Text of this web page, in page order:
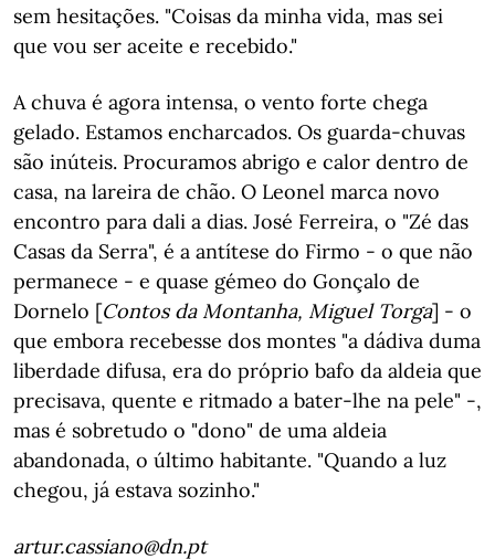
sem hesitações. "Coisas da minha vida, mas sei
que vou ser aceite e recebido."
A chuva é agora intensa, o vento forte chega
gelado. Estamos encharcados. Os guarda-chuvas
são inúteis. Procuramos abrigo e calor dentro de
casa, na lareira de chão. O Leonel marca novo
encontro para dali a dias. José Ferreira, o "Zé das
Casas da Serra", é a antítese do Firmo - o que não
permanece - e quase gémeo do Gonçalo de
Dornelo [Contos da Montanha, Miguel Torga] - o
que embora recebesse dos montes "a dádiva duma
liberdade difusa, era do próprio bafo da aldeia que
precisava, quente e ritmado a bater-lhe na pele" -,
mas é sobretudo o "dono" de uma aldeia
abandonada, o último habitante. "Quando a luz
chegou, já estava sozinho."
artur.cassiano@dn.pt